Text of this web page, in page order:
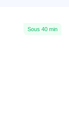
Sous 40 min